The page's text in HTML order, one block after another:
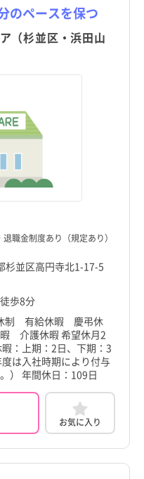
のペースを保つ
（杉並区・浜田山
職金制度あり（規定あり）
杉並区高円寺北1-17-5
歩8分
制 有給休暇 慶弔休
介護休暇 希望休月2
：上期：2日、下期：3
は入社時期により付与
） 年間休日：109日
お気に入り